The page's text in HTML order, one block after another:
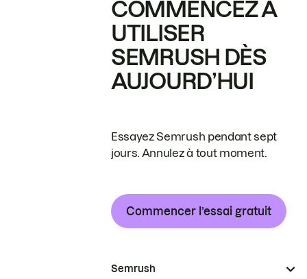
COMMENCEZ À
UTILISER
SEMRUSH DÈS
AUJOURD’HUI
Essayez Semrush pendant sept
jours. Annulez à tout moment.
Commencer l’essai gratuit
Semrush